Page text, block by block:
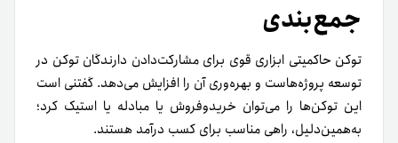
جمع‌بندی
توکن حاکمیتی ابزاری قوی برای مشارکت‌دادن دارندگان توکن در
توسعه پروژه‌هاست و بهره‌وری آن را افزایش می‌دهد. گفتنی است
این توکن‌ها را می‌توان خریدوفروش یا مبادله یا استیک کرد؛
به‌همین‌دلیل، راهی مناسب برای کسب درآمد هستند.